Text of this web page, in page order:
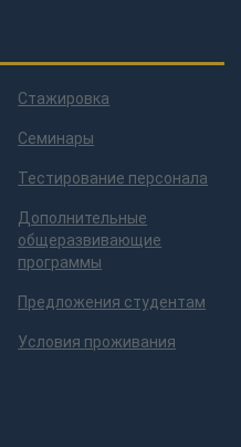
Стажировка
Семинары
Тестирование персонала
Дополнительные
общеразвивающие
программы
Предложения студентам
Условия проживания